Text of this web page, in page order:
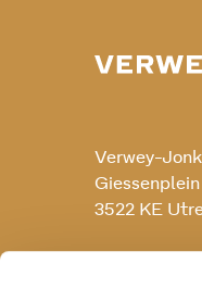
Verwey-
3522 KE